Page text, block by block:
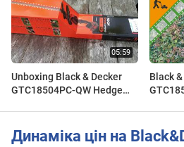
Unboxing Black & Decker
GTC18504PC-QW Hedge
Black
Динаміка цін на